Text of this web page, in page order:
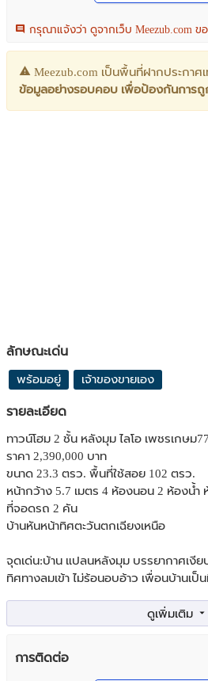
กรุณาแจ้งว่า ดูจากเว็บ Meezub.com
Meezub.com เป็นพื้นที่ฝากประกาศ
ข้อมูลอย่างรอบคอบ เพื่อป้องกันการ
ลักษณะเด่น
พร้อมอยู่ เจ้าของขายเอง
รายละเอียด
ทาวน์โฮม 2 ชั้น หลังมุม ไลโอ เพชรเกษม
ราคา 2,390,000 บาท
ขนาด 23.3 ตรว. พื้นที่ใช้สอย 102 ตรว.
หน้ากว้าง 5.7 เมตร 4 ห้องนอน 2 ห้องน้
ที่จอดรถ 2 คัน
บ้านหันหน้าทิศตะวันตกเฉียงเหนือ
จุดเด่น:บ้าน แปลนหลังมุม บรรยากาศเงี
ทิศทางลมเข้า ไม่ร้อนอบอ้าว เพื่อนบ้านเป็
-ห้างสรรพสินค้า The Mall บางแค
- บิ๊กซี โลตัส
การติดต่อ